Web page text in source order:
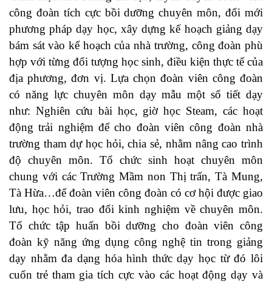
công đoàn tích cực bồi dưỡng chuyên môn, đổi mới
phương pháp dạy học, xây dựng kế hoạch giảng dạy
bám sát vào kế hoạch của nhà trường, công đoàn phù
hợp với từng đối tượng học sinh, điều kiện thực tế của
địa phương, đơn vị. Lựa chọn đoàn viên công đoàn
có năng lực chuyên môn dạy mẫu một số tiết dạy
như: Nghiên cứu bài học, giờ học Steam, các hoạt
động trải nghiệm để cho đoàn viên công đoàn nhà
trường tham dự học hỏi, chia sẻ, nhằm nâng cao trình
độ chuyên môn. Tổ chức sinh hoạt chuyên môn
chung với các Trường Mầm non Thị trấn, Tà Mung,
Tà Hừa…để đoàn viên công đoàn có cơ hội được giao
lưu, học hỏi, trao đổi kinh nghiệm về chuyên môn.
Tổ chức tập huấn bồi dưỡng cho đoàn viên công
đoàn kỹ năng ứng dụng công nghệ tin trong giảng
dạy nhằm đa dạng hóa hình thức dạy học từ đó lôi
cuốn trẻ tham gia tích cực vào các hoạt động dạy và